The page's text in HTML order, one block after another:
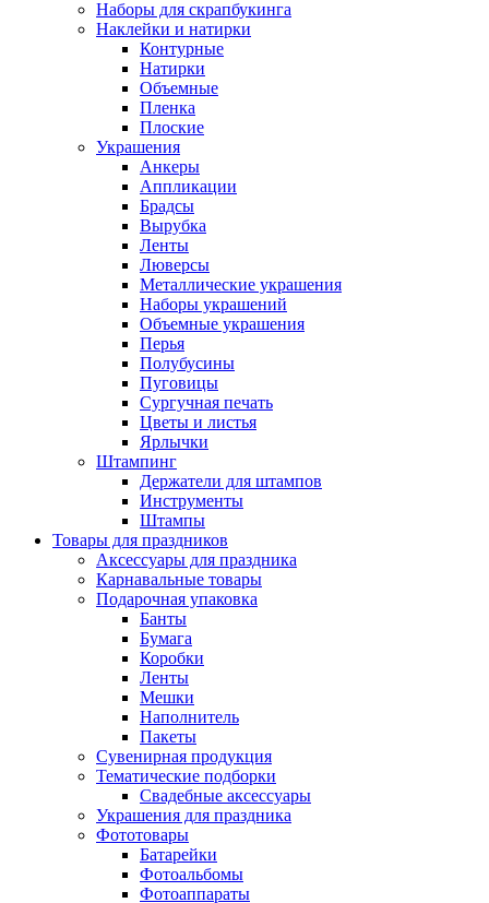
Наборы для скрапбукинга
Наклейки и натирки
Контурные
Натирки
Объемные
Пленка
Плоские
Украшения
Анкеры
Аппликации
Брадсы
Вырубка
Ленты
Люверсы
Металлические украшения
Наборы украшений
Объемные украшения
Перья
Полубусины
Пуговицы
Сургучная печать
Цветы и листья
Ярлычки
Штампинг
Держатели для штампов
Инструменты
Штампы
Товары для праздников
Аксессуары для праздника
Карнавальные товары
Подарочная упаковка
Банты
Бумага
Коробки
Ленты
Мешки
Наполнитель
Пакеты
Сувенирная продукция
Тематические подборки
Свадебные аксессуары
Украшения для праздника
Фототовары
Батарейки
Фотоальбомы
Фотоаппараты